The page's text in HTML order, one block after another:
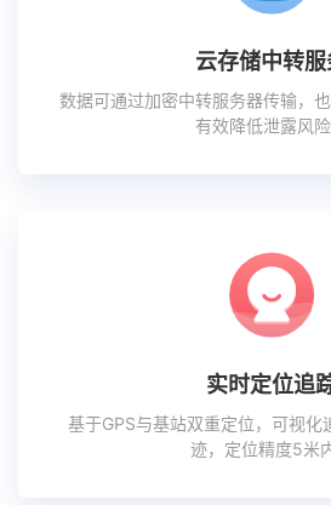
云存储中转服
数据可通过加密中转服务器传输，
有效降低泄露风险
实时定位追
基于GPS与基站双重定位，可视化
迹，定位精度5米内